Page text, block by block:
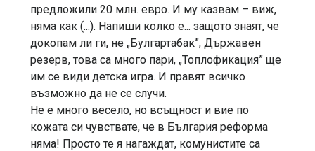
предложили 20 млн. евро. И му казвам – виж,
няма как (...). Напиши колко е... защото знаят, че
докопам ли ги, не „Булгартабак”, Държавен
резерв, това са много пари, „Топлофикация” ще
им се види детска игра. И правят всичко
възможно да не се случи.
Не е много весело, но всъщност и вие по
кожата си чувствате, че в България реформа
няма! Просто те я нагаждат, комунистите са